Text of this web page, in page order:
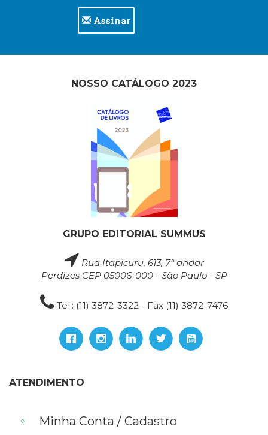
Assinar
NOSSO CATÁLOGO 2023
GRUPO EDITORIAL SUMMUS
Rua Itapicuru, 613, 7° andar
Perdizes CEP 05006-000 - São Paulo - SP
Tel.: (11) 3872-3322 - Fax (11) 3872-7476
ATENDIMENTO
Minha Conta / Cadastro